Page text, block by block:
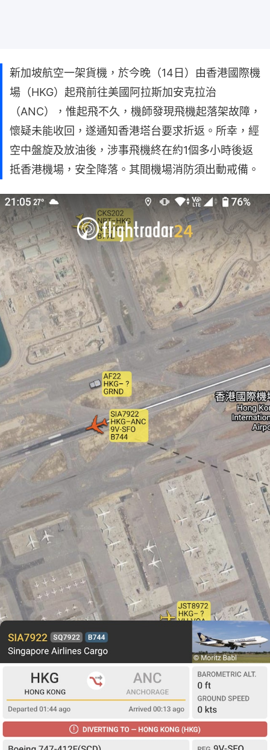
新加坡航空一架貨機，於今晚（14日）由香港國際機
場（HKG）起飛前往美國阿拉斯加安克拉治
（ANC），惟起飛不久，機師發現飛機起落架故障，
懷疑未能收回，遂通知香港塔台要求折返。所幸，經
空中盤旋及放油後，涉事飛機終在約1個多小時後返
抵香港機場，安全降落。其間機場消防須出動戒備。